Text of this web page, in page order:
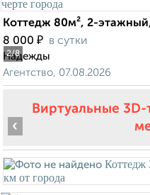
2/8
Коттедж 80м², 2-
8 000 ₽ в сутки
Надежды
Агентство, 07.08.2026
Виртуальные
‹